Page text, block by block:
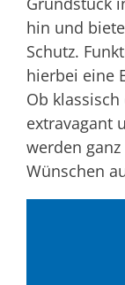
hin und
Schutz.
hierbei eine
Ob
extravagant
werden
Wünschen